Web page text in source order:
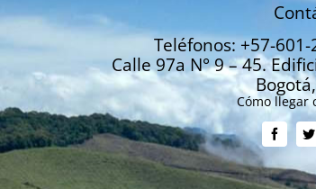
Teléfonos: +57-
Calle 97a N° 9 – 45.
Cómo llegar